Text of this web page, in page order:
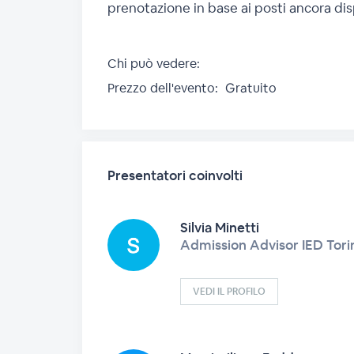
prenotazione in base ai posti ancora
Chi può vedere:
Prezzo dell'evento: Gratuito
Presentatori coinvolti
Silvia Minetti
Admission Advisor IED
VEDI IL PROFILO